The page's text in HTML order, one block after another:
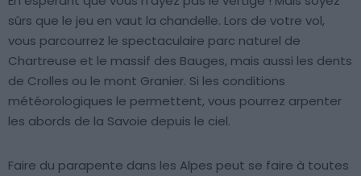
sûrs que le jeu en vaut la chandelle. Lors de votre vol,
vous parcourrez le spectaculaire parc naturel de
Chartreuse et le massif des Bauges, mais aussi les dents
de Crolles ou le mont Granier. Si les conditions
météorologiques le permettent, vous pourrez arpenter
les abords de la Savoie depuis le ciel.
Faire du parapente dans les Alpes peut se faire à toutes